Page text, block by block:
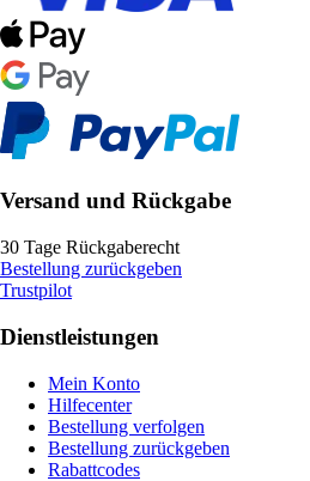
Versand und Rückgabe
30 Tage Rückgaberecht
Bestellung zurückgeben
Trustpilot
Dienstleistungen
Mein Konto
Hilfecenter
Bestellung verfolgen
Bestellung zurückgeben
Rabattcodes